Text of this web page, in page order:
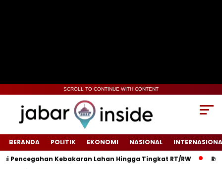
SCROLL TO CONTINUE WITH CONTENT
BERANDA POLITIK EKONOMI NASIONAL
Kebakaran Lahan Hingga Tingkat RT/RW‎